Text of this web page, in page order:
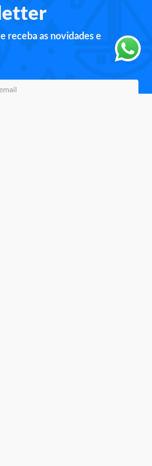
receba as novidades e